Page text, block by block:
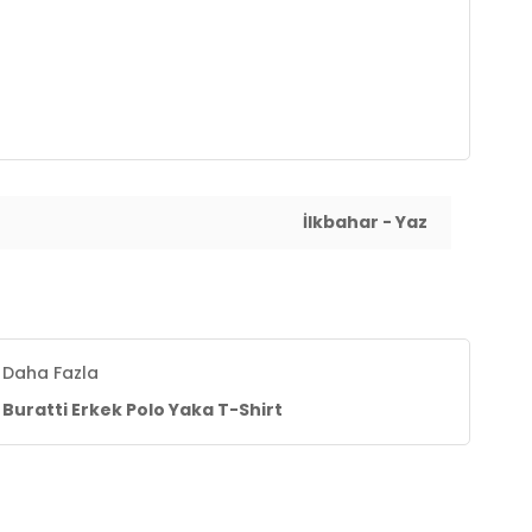
İlkbahar - Yaz
Daha Fazla
Buratti Erkek Polo Yaka T-Shirt